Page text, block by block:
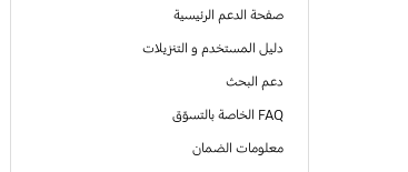
صفحة الدعم الرئيسية
دليل المستخدم و التنزيلات
دعم البحث
FAQ الخاصة بالتسوّق
معلومات الضمان